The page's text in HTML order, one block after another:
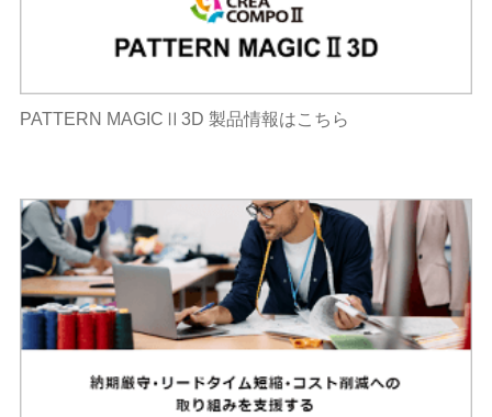
PATTERN MAGICⅡ3D 製品情報はこちら